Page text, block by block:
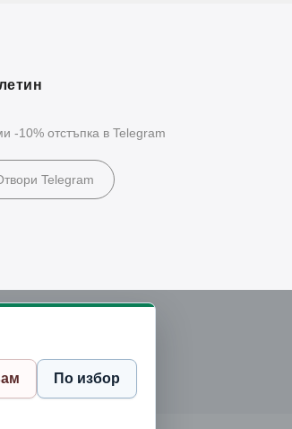
-10% отстъпка в Telegram
Telegram
По избор